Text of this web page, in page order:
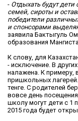
- Отдыхать будут
семей, сироты и
победители
и спонсорами
заявила Бактыгуль
образования
К слову, для
- исключение. В
налажена. К примеру,
пришкольных
тенге. С родителей
вовсе день
школу могут дети с 1
2015 года будет